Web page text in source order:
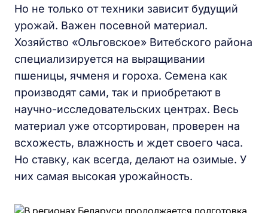
Но не только от техники зависит будущий
урожай. Важен посевной материал.
Хозяйство «Ольговское» Витебского района
специализируется на выращивании
пшеницы, ячменя и гороха. Семена как
производят сами, так и приобретают в
научно-исследовательских центрах. Весь
материал уже отсортирован, проверен на
всхожесть, влажность и ждет своего часа.
Но ставку, как всегда, делают на озимые. У
них самая высокая урожайность.